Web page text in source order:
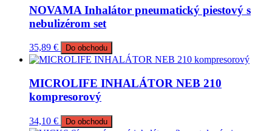
NOVAMA Inhalátor pneumatický piestový s
nebulizérom set
35,89 € Do obchodu
MICROLIFE INHALÁTOR NEB 210
kompresorový
34,10 € Do obchodu